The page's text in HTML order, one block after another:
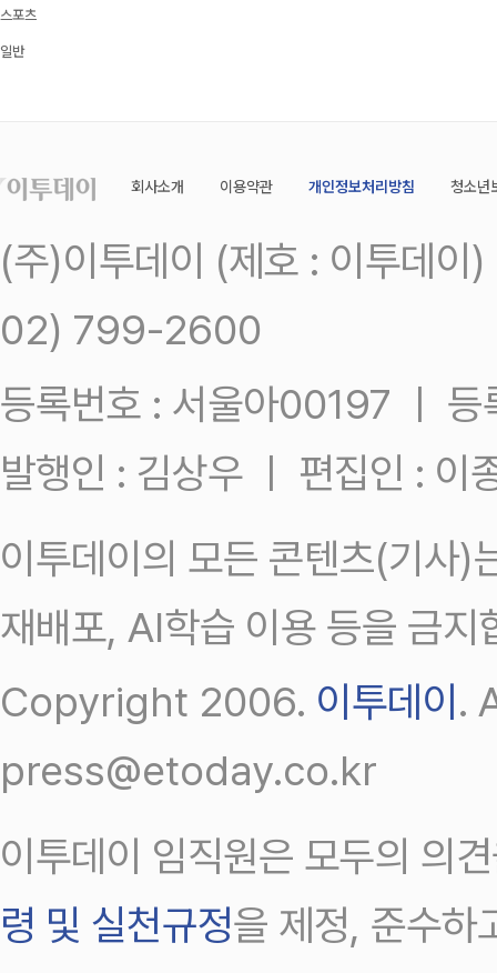
스포츠
일반
회사소개 이용약관 개인정보처리방침 청소년
(주)이투데이 (제호 : 이투데
02) 799-2600
등록번호 : 서울아00197 ㅣ
발행인 : 김상우 ㅣ 편집인 : 이
이투데이의 모든 콘텐츠(기사)
재배포, AI학습 이용 등을 금지
Copyright 2006. 이투데이.
press@etoday.co.kr
이투데이 임직원은 모두의 의
령 및 실천규정을 제정, 준수하